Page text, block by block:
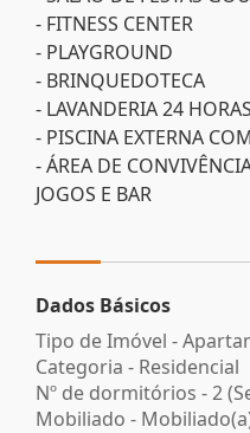
- FITNESS CENTER
- PLAYGROUND
- BRINQUEDOTECA
- LAVANDERIA 24 HORAS
- PISCINA EXTERNA
- ÁREA DE
JOGOS E BAR
Dados Básicos
Tipo de Imóvel -
Categoria - Residencial
Nº de dormitórios - 2
Mobiliado -